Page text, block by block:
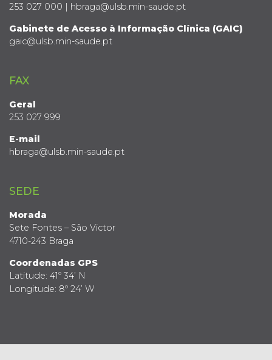
253 027 000 | hbraga@ulsb.min-saude.pt
Gabinete de Acesso à Informação Clínica (GAIC)
gaic@ulsb.min-saude.pt
FAX
Geral
253 027 999
E-mail
hbraga@ulsb.min-saude.pt
SEDE
Morada
Sete Fontes – São Victor
4710-243 Braga
Coordenadas GPS
Latitude: 41º 34’ N
Longitude: 8º 24’ W